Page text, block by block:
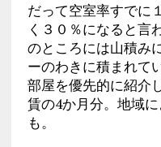
だって空室率すでに
く３０％になると言
のところには山積み
ーのわきに積まれて
部屋を優先的に紹介
賃の4か月分。地域
も。